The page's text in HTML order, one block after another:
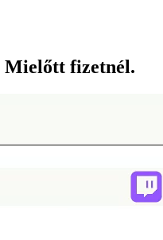
Mielőtt fizetnél.